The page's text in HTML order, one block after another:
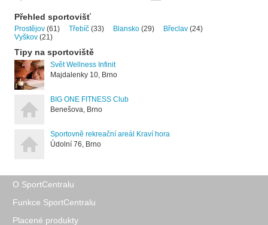
Přehled sportovišť
Prostějov (61) Třebíč (33) Blansko (29) Břeclav (24)
Vyškov (21)
Tipy na sportoviště
Svět Wellness Infinit
Majdalenky 10, Brno
BIG ONE FITNESS Club
Benešova, Brno
Sportovně rekreační areál Kraví hora
Údolní 76, Brno
O SportCentralu
Funkce SportCentralu
Placené produkty